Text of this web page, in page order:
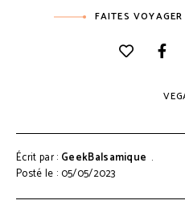
FAITES
Écrit par : GeekBalsamique
Posté le : 05/05/2023